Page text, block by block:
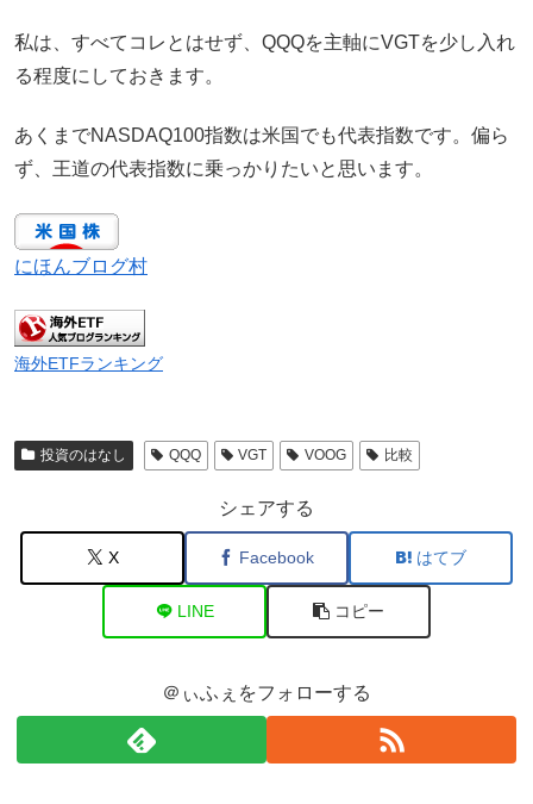
私は、すべてコレとはせず、QQQを主軸にVGTを少し入れ
る程度にしておきます。
あくまでNASDAQ100指数は米国でも代表指数です。偏ら
ず、王道の代表指数に乗っかりたいと思います。
にほんブログ村
海外ETFランキング
投資のはなし QQQ VGT VOOG 比較
シェアする
X Facebook はてブ
LINE コピー
＠ぃふぇをフォローする